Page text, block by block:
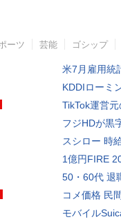
ーツ 芸能 ゴシップ
米7月雇用統
KDDIローミ
TikTok運営
フジHDが黒
スシロー 時
1億円FIRE
50・60代 退
コメ価格 民
モバイル